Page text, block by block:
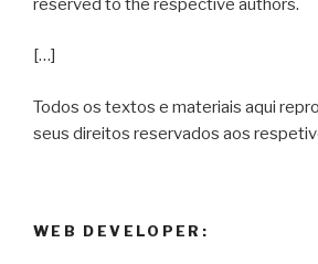
reserved to the respective authors.
[…]
Todos os textos e materiais aqui
seus direitos reservados aos
WEB DEVELOPER: